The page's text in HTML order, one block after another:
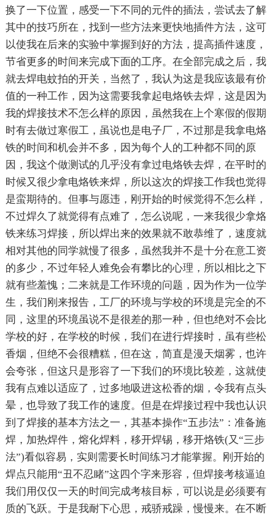
换了一下位置，感受一下不同的元件的插法，尝试去了解
其中的技巧所在，找到一些方法来更快地插件方法，这可
以使我在后来的实验中掌握到好的方法，提高插件速度，
节省更多的时间来完成下面的工序。在全部完成之后，我
就去焊电蚊拍的开关，当然了，我认为这是我应该最有价
值的一种工作，因为这需要我拿起电烙铁去焊，这是因为
我的焊接技术不怎么样的原因，虽然我在上个寒假的假期
时有去做过寒假工，虽说也是电子厂，不过那是我拿电烙
铁的时间和机会并不多，因为每个人的工种都不同的原
因，我这个做测试的几乎没有拿过电烙铁去焊，在平时的
时候又很少拿电烙铁来焊，所以这次的焊接工作我也觉得
是蛮期待的。但事与愿违，刚开始的时候觉得不怎么样，
不过焊久了就觉得有点难了，怎么说呢，一来我很少拿烙
铁来练习焊接，所以焊出来的效果就不敢恭维了，速度就
相对其他的同学就慢了很多，虽然我并不是十分在意工资
的多少，不过年轻人难免会有攀比的心理，所以相比之下
就有些羞愧；二来就是工作环境的问题，因为作为一位学
生，我们刚来报告，工厂的环境与学校的环境是完全的不
同，这里的环境虽说不是很差的那一种，但也绝对不会比
学校的好，在学校的时候，我们在进行焊接时，虽有些松
香烟，但绝不会很糟糕，但在这，简直是漫天烟雾，也许
会夸张，但这只是形容了一下我们的环境比较差，这就使
我有点难以适应了，过多地吸进这松香的烟，令我有点头
晕，也导致了我工作的速度。但是在焊接过程中我也认识
到了焊接的基本方法之一，其基本操作“五步法”：准备施
焊，加热焊件，熔化焊料，移开焊锡，移开烙铁(又“三步
法”)看似容易，实则需要长时间练习才能掌握。刚开始的
焊点只能用“丑不忍睹”这四个字来形容，但焊接考核逼迫
我们用仅仅一天的时间完成考核目标，可以说是必须要有
质的飞跃。于是我耐下心思，戒骄戒躁，慢慢来。在不断